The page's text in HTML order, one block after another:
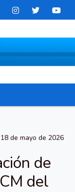
18 de mayo de 2026
de
del